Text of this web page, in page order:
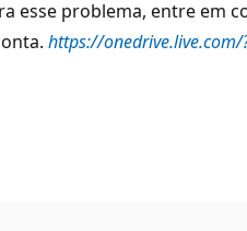
esse problema, entre
https://onedrive.live.com/